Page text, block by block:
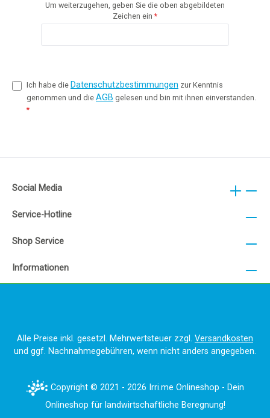
Um weiterzugehen, geben Sie die oben abgebildeten
Zeichen ein *
Ich habe die Datenschutzbestimmungen zur Kenntnis
genommen und die AGB gelesen und bin mit ihnen einverstanden.
*
Service-Hotline
Shop Service
Informationen
Social Media
Alle Preise inkl. gesetzl. Mehrwertsteuer zzgl. Versandkosten
und ggf. Nachnahmegebühren, wenn nicht anders angegeben.
Copyright © 2021 - 2026 Irri.me Onlineshop - Dein
Onlineshop für landwirtschaftliche Beregnung!